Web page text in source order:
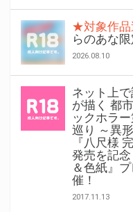
★対象作
らのあな
2026.08.10
ネット上
が描く 都
ックホラ
巡り ～異
『八尺様
発売を記
＆色紙』
催！
2017.11.13